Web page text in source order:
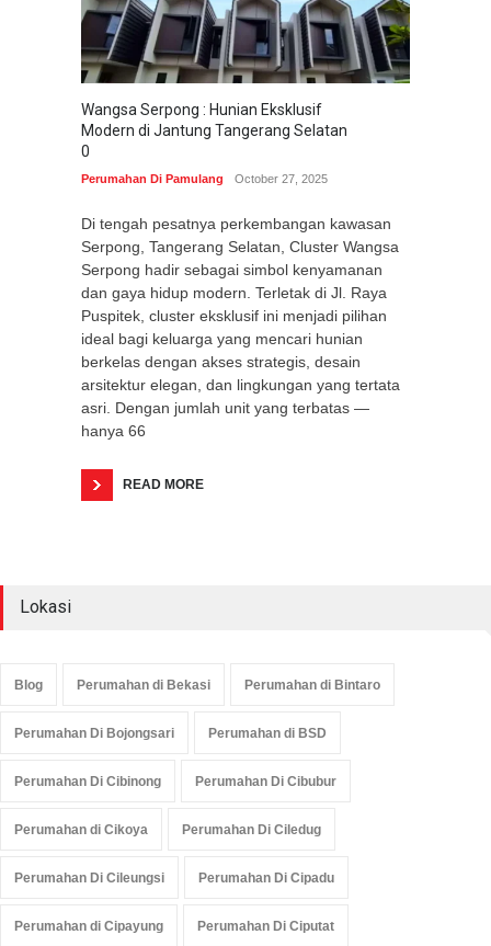
Wangsa Serpong : Hunian Eksklusif
Modern di Jantung Tangerang Selatan
0
Perumahan Di Pamulang October 27, 2025
Di tengah pesatnya perkembangan kawasan
Serpong, Tangerang Selatan, Cluster Wangsa
Serpong hadir sebagai simbol kenyamanan
dan gaya hidup modern. Terletak di Jl. Raya
Puspitek, cluster eksklusif ini menjadi pilihan
ideal bagi keluarga yang mencari hunian
berkelas dengan akses strategis, desain
arsitektur elegan, dan lingkungan yang tertata
asri. Dengan jumlah unit yang terbatas —
hanya 66
READ MORE
Lokasi
Blog Perumahan di Bekasi Perumahan di Bintaro
Perumahan Di Bojongsari Perumahan di BSD
Perumahan Di Cibinong Perumahan Di Cibubur
Perumahan di Cikoya Perumahan Di Ciledug
Perumahan Di Cileungsi Perumahan Di Cipadu
Perumahan di Cipayung Perumahan Di Ciputat